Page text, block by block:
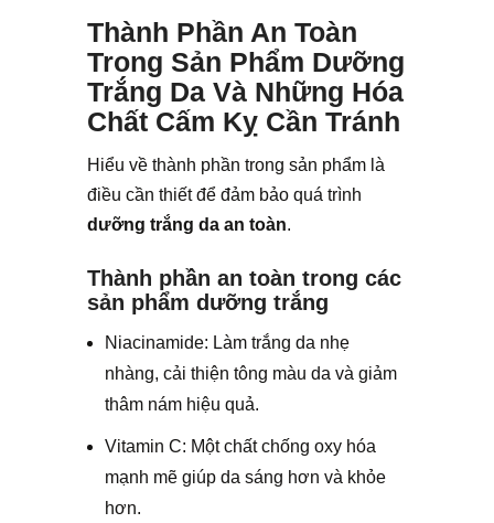
Thành Phần An Toàn
Trong Sản Phẩm Dưỡng
Trắng Da Và Những Hóa
Chất Cấm Kỵ Cần Tránh
Hiểu về thành phần trong sản phẩm là
điều cần thiết để đảm bảo quá trình
dưỡng trắng da an toàn.
Thành phần an toàn trong các
sản phẩm dưỡng trắng
Niacinamide: Làm trắng da nhẹ
nhàng, cải thiện tông màu da và giảm
thâm nám hiệu quả.
Vitamin C: Một chất chống oxy hóa
mạnh mẽ giúp da sáng hơn và khỏe
hơn.